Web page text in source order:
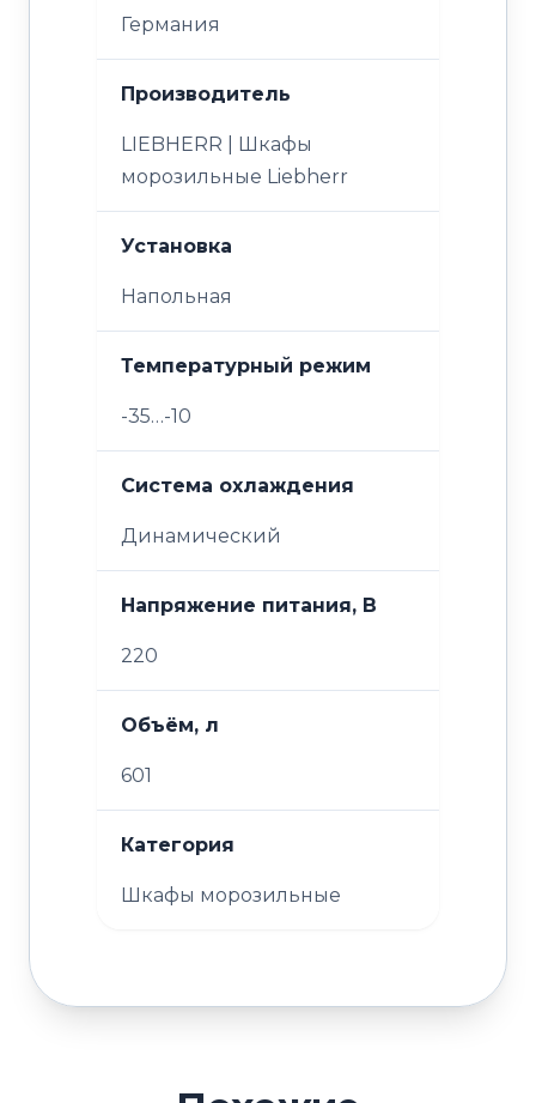
Германия
Производитель
LIEBHERR | Шкафы
морозильные Liebherr
Установка
Напольная
Температурный режим
-35…-10
Система охлаждения
Динамический
Напряжение питания, В
220
Объём, л
601
Категория
Шкафы морозильные